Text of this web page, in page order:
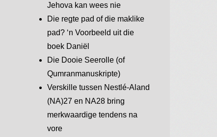
Jehova kan wees nie
Die regte pad of die maklike
pad? ‘n Voorbeeld uit die
boek Daniël
Die Dooie Seerolle (of
Qumranmanuskripte)
Verskille tussen Nestlé-Aland
(NA)27 en NA28 bring
merkwaardige tendens na
vore